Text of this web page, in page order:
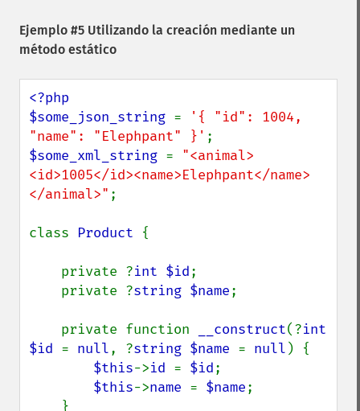
Ejemplo #5 Utilizando la creación mediante un
método estático
<?php
$some_json_string =
'{ "id": 1004,
"name": "Elephpant" }'
$some_xml_string = "<animal>
<id>1005</id><name>Elephpant</name>
</animal>" ;
class Product {
    private ?
int $id;
    private ?
string $name;
    private function
__construct(?int
$id = null, ?string $name = null ) {
$this->id = $id;
$this->name = $name;